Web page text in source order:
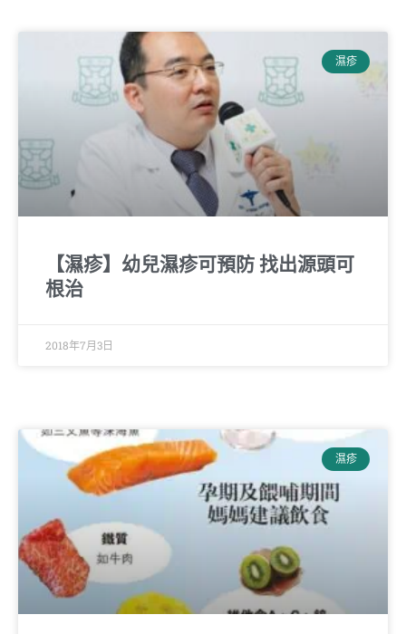
濕疹
【濕疹】幼兒濕疹可預防 找出源頭可
根治
2018年7月3日
濕疹